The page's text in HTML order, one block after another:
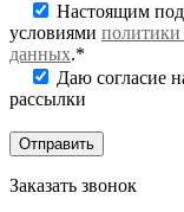
Настоящим
условиями политики
данных.*
Даю согласие
рассылки
Заказать звонок